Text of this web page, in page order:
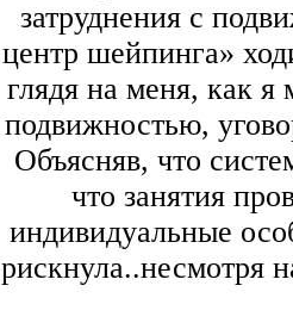
затруднения с
центр шейпинга»
глядя на меня, как
подвижностью,
Объясняв, что
что занятия
индивидуальные
рискнула..несмотря